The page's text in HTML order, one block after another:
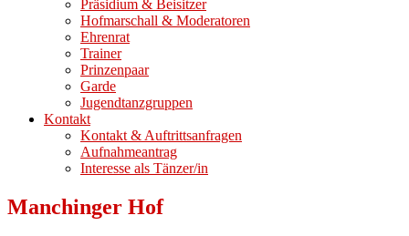
Präsidium & Beisitzer
Hofmarschall & Moderatoren
Ehrenrat
Trainer
Prinzenpaar
Garde
Jugendtanzgruppen
Kontakt
Kontakt & Auftrittsanfragen
Aufnahmeantrag
Interesse als Tänzer/in
Manchinger Hof